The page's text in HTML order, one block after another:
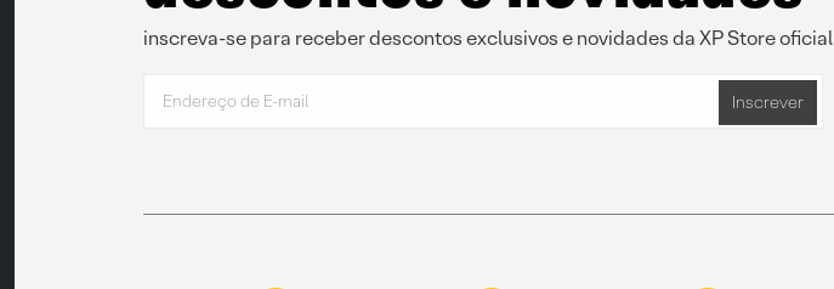
inscreva-se para receber descontos exclusivos e novidades da XP Store oficial
Inscrever